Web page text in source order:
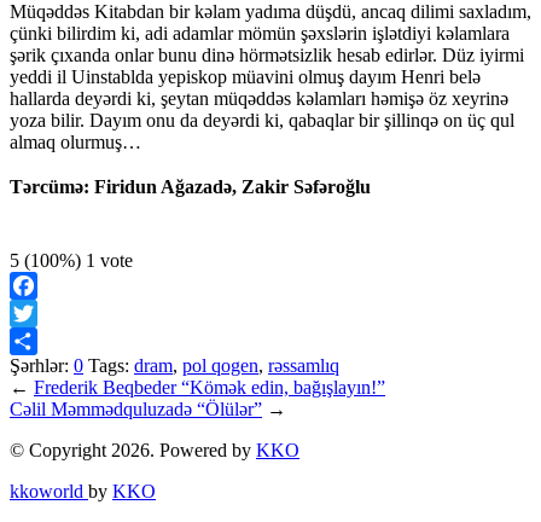
Müqəddəs Kitabdan bir kəlam yadıma düşdü, ancaq dilimi saxladım,
çünki bilirdim ki, adi adamlar mömün şəxslərin işlətdiyi kəlamlara
şərik çıxanda onlar bunu dinə hörmətsizlik hesab edirlər. Düz iyirmi
yeddi il Uinstablda yepiskop müavini olmuş dayım Henri belə
hallarda deyərdi ki, şeytan müqəddəs kəlamları həmişə öz xeyrinə
yoza bilir. Dayım onu da deyərdi ki, qabaqlar bir şillinqə on üç qul
almaq olurmuş…
Tərcümə: Firidun Ağazadə, Zakir Səfəroğlu
5 (100%) 1 vote
Facebook
Twitter
Share
Şərhlər: 0 Tags: dram, pol qogen, rəssamlıq
← Frederik Beqbeder “Kömək edin, bağışlayın!”
Cəlil Məmmədquluzadə “Ölülər” →
© Copyright 2026. Powered by KKO
kkoworld by KKO